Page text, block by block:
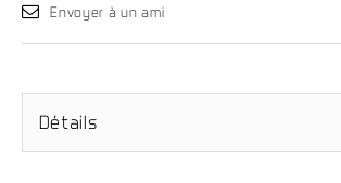
Envoyer à un ami
Détails